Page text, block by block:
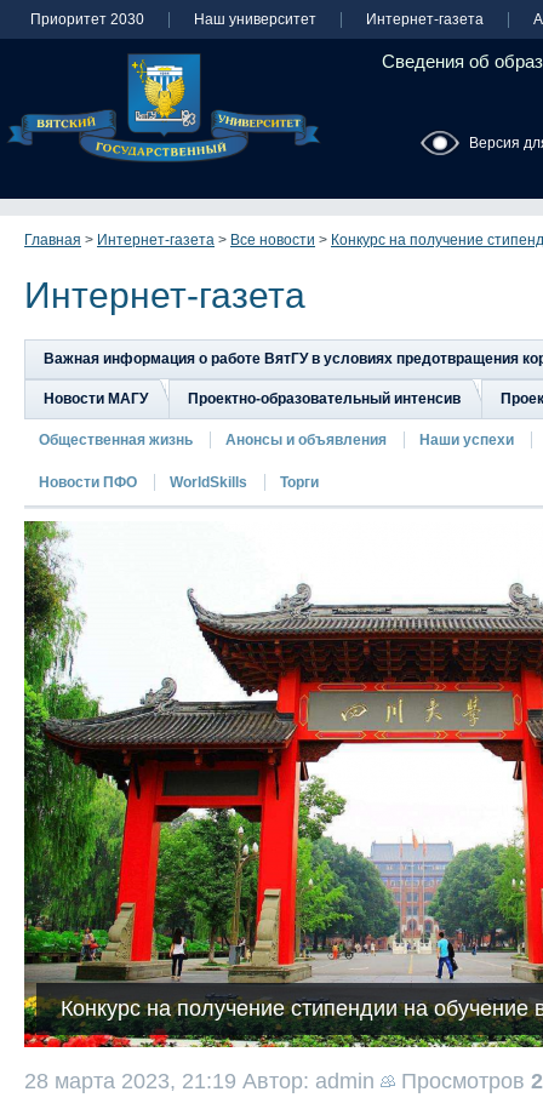
Приоритет 2030 Наш университет Интернет-газета
Сведения об
Версия
Главная > Интернет-газета > Все новости > Конкурс на получение
Интернет-газета
Важная информация о работе ВятГУ в условиях предотвращения
Новости МАГУ Проектно-образовательный интенсив
Общественная жизнь Анонсы и объявления Наши успехи
Новости ПФО WorldSkills Торги
Конкурс на получение стипендии на обучение
28 марта 2023, 21:19 Автор: admin Просмотров